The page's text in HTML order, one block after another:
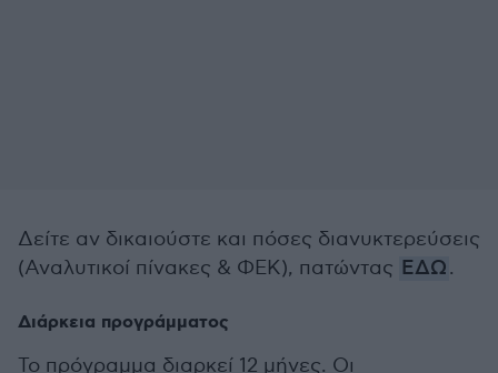
Δείτε αν δικαιούστε και πόσες διανυκτερεύσεις
(Αναλυτικοί πίνακες & ΦΕΚ), πατώντας ΕΔΩ.
Διάρκεια προγράμματος
Το πρόγραμμα διαρκεί 12 μήνες. Οι